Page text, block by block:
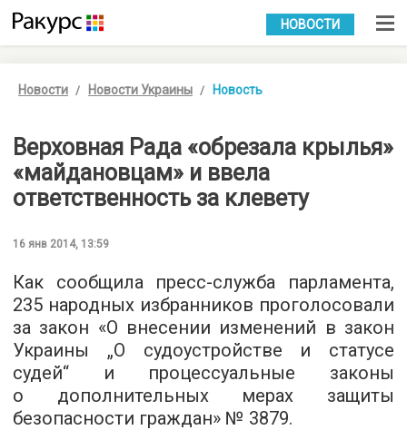
УКР РУС
НОВОСТИ
Новости Новости Украины Новость
Верховная Рада «обрезала крылья»
«майдановцам» и ввела
ответственность за клевету
16 янв 2014, 13:59
Как сообщила пресс-служба парламента,
235 народных избранников проголосовали
за закон «О внесении изменений в закон
Украины „О судоустройстве и статусе
судей“ и процессуальные законы
о дополнительных мерах защиты
безопасности граждан» № 3879.